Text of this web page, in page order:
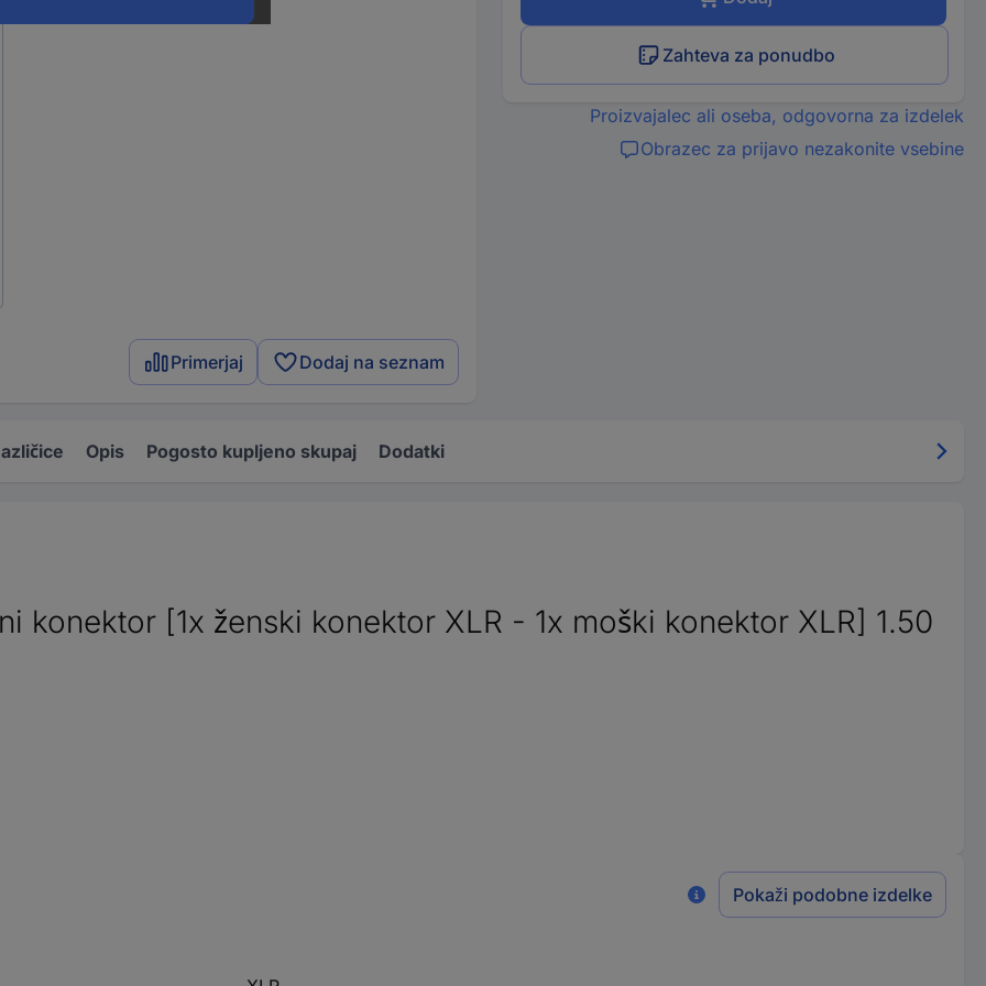
Primerjaj Dodaj na seznam
Zahteva za ponudbo
Proizvajalec ali oseba, odgovorna za izdelek
Obrazec za prijavo nezakonite vsebine
Opis Pogosto kupljeno skupaj Dodatki
konektor [1x ženski konektor XLR - 1x moški konektor XLR] 1.50
Pokaži podobne izdelke